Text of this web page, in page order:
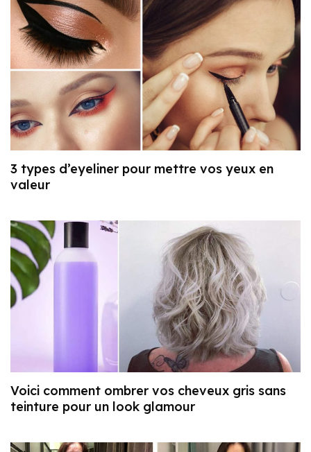
3 types d’eyeliner pour mettre vos yeux en
valeur
Voici comment ombrer vos cheveux gris sans
teinture pour un look glamour